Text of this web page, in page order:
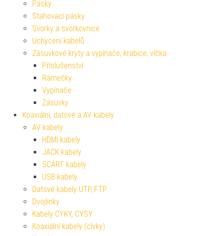
Pásky
Stahovací pásky
Svorky a svorkovnice
Uchycení kabelů
Zásuvkové kryty a vypínače, krabice, víčka
Příslušenství
Rámečky
Vypínače
Zásuvky
Koaxiální, datové a AV kabely
AV kabely
HDMI kabely
JACK kabely
SCART kabely
USB kabely
Datové kabely UTP, FTP
Dvojlinky
Kabely CYKY, CYSY
Koaxiální kabely (cívky)